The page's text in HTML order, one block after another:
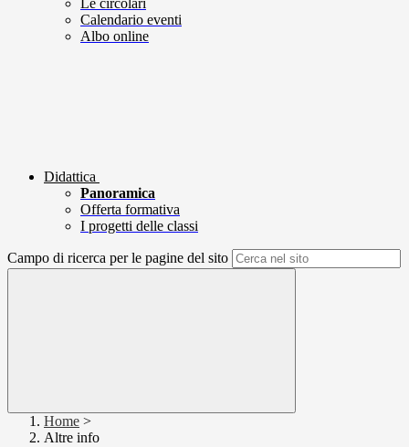
Le circolari
Calendario eventi
Albo online
Didattica
Panoramica
Offerta formativa
I progetti delle classi
Campo di ricerca per le pagine del sito
Home >
Altre info